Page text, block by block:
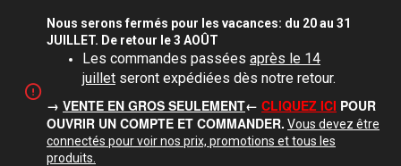
Nous serons fermés pour les vacances: du 20 au 31
JUILLET. De retour le 3 AOÛT
Les commandes passées après le 14
juillet seront expédiées dès notre retour.
→ VENTE EN GROS SEULEMENT← CLIQUEZ ICI POUR
OUVRIR UN COMPTE ET COMMANDER. Vous devez être
connectés pour voir nos prix, promotions et tous les
produits.